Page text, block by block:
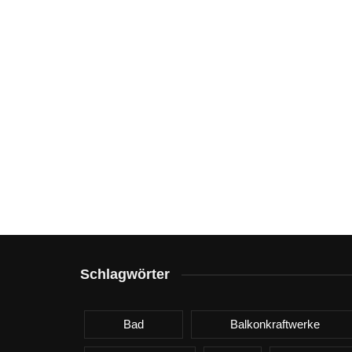
Schlagwörter
Bad Balkonkraftwerke